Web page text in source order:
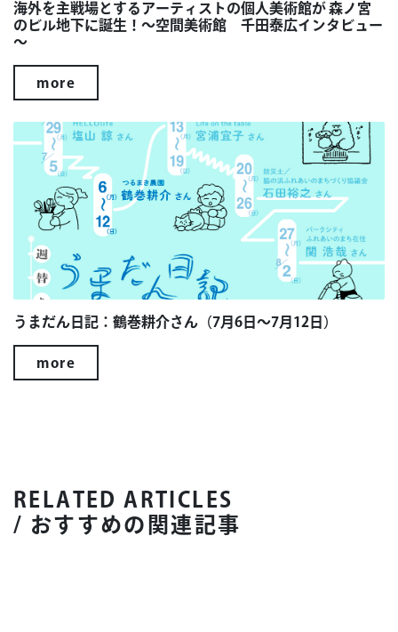
海外を主戦場とするアーティストの個人美術館が 森ノ宮
のビル地下に誕生！～空間美術館 千田泰広インタビュー
～
more
うまだん日記：鶴巻耕介さん（7月6日～7月12日）
more
RELATED ARTICLES
/ おすすめの関連記事